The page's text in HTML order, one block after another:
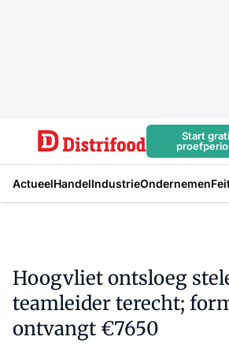
Start
ActueelHandelIndustrieOndernemen
Hoogvliet ontsloeg
teamleider terecht;
ontvangt €7650